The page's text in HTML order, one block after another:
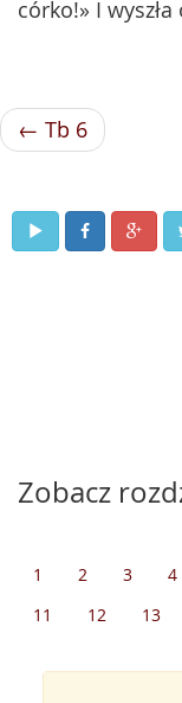
córko!» I
← Tb 6
Zobacz
1 2 3 4
11
12 13